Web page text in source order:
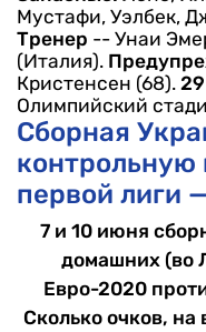
Мустафи, Уэлбек,
Тренер -- Унаи
(Италия).
Кристенсен (68).
Олимпийский
Сборная
контрольную
первой лиги
7 и 10 июня
домашних (во
Евро-2020
Сколько очков,